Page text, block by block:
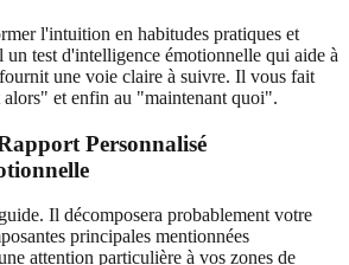
l'intuition en habitudes pratiques et
test d'intelligence émotionnelle qui aide à
une voie claire à suivre. Il vous fait
et enfin au "maintenant quoi".
Personnalisé
Il décomposera probablement votre
principales mentionnées
attention particulière à vos zones de